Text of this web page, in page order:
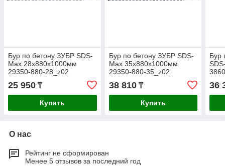
Бур по бетону ЗУБР SDS-
Max 28x880х1000мм
29350-880-28_z02
25 950 ₸
Купить
Бур по бетону ЗУБР SDS-
Max 35x880х1000мм
29350-880-35_z02
38 810₸
Купить
Бур
36
О нас
Рейтинг не сформирован
Менее 5 отзывов за последний год